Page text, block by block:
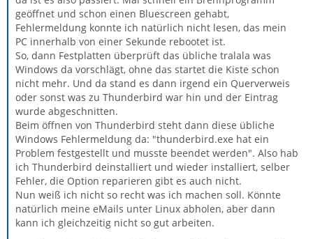
geöffnet und schon einen Bluescreen gehabt,
Fehlermeldung konnte ich natürlich nicht lesen, das mein
PC innerhalb von einer Sekunde rebootet ist.
So, dann Festplatten überprüft das übliche tralala was
Windows da vorschlägt, ohne das startet die Kiste schon
nicht mehr. Und da stand es dann irgend ein Querverweis
oder sonst was zu Thunderbird war hin und der Eintrag
wurde abgeschnitten.
Beim öffnen von Thunderbird steht dann diese übliche
Windows Fehlermeldung da: "thunderbird.exe hat ein
Problem festgestellt und musste beendet werden". Also hab
ich Thunderbird deinstalliert und wieder installiert, selber
Fehler, die Option reparieren gibt es auch nicht.
Nun weiß ich nicht so recht was ich machen soll. Könnte
natürlich meine eMails unter Linux abholen, aber dann
kann ich gleichzeitig nicht so gut arbeiten.